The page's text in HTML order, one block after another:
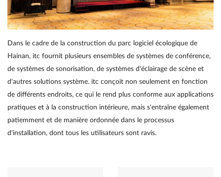
Dans le cadre de la construction du parc logiciel écologique de
Hainan, itc fournit plusieurs ensembles de systèmes de conférence,
de systèmes de sonorisation, de systèmes d'éclairage de scène et
d'autres solutions système. itc conçoit non seulement en fonction
de différents endroits, ce qui le rend plus conforme aux applications
pratiques et à la construction intérieure, mais s'entraîne également
patiemment et de manière ordonnée dans le processus
d'installation, dont tous les utilisateurs sont ravis.